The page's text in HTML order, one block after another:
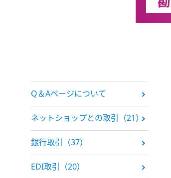
Q＆Aページについて
ネットショップとの取引（21）
銀行取引（37）
EDI取引（20）